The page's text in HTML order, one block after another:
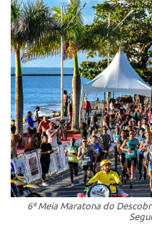
6ª Meia Maratona do